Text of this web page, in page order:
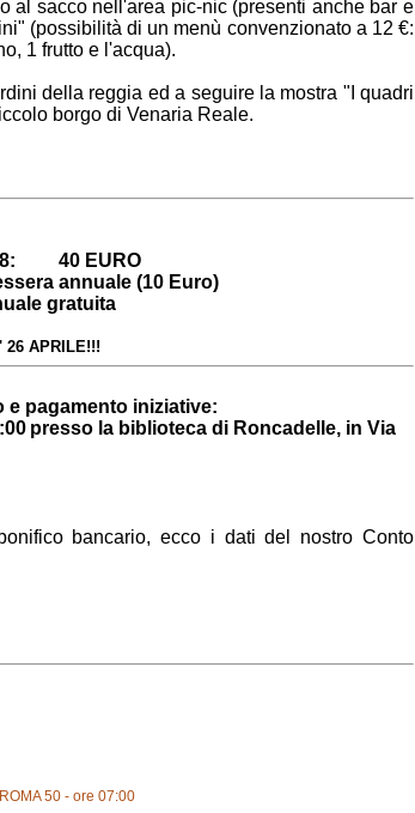
al sacco nell'area pic-nic (presenti anche bar e
(possibilità di un menù convenzionato a 12 €:
1 frutto e l'acqua).
della reggia ed a seguire la mostra "I quadri
borgo di Venaria Reale.
18: 40 EURO
annuale (10 Euro)
gratuita
26 APRILE!!!
e pagamento iniziative:
presso la biblioteca di Roncadelle, in Via
bancario, ecco i dati del nostro Conto
50 - ore 07:00